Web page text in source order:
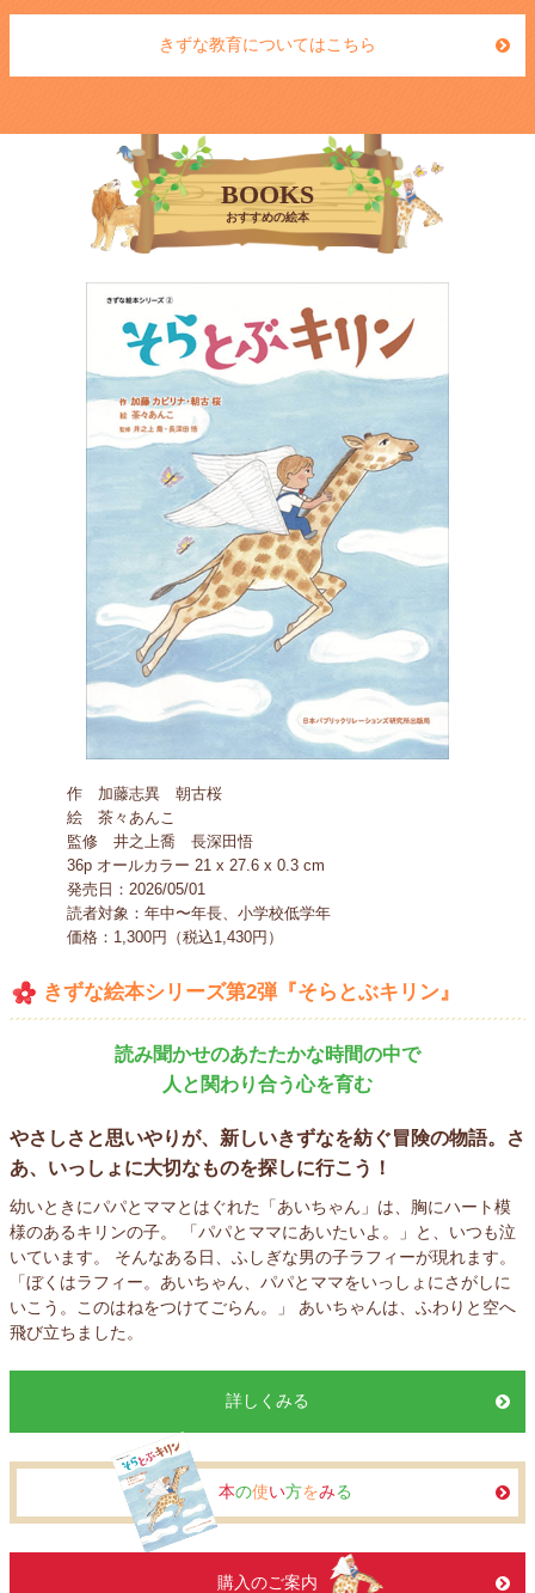
きずな教育についてはこちら
BOOKS
おすすめの絵本
作 加藤志異 朝古桜
絵 茶々あんこ
監修 井之上喬 長深田悟
36p オールカラー 21 x 27.6 x 0.3 cm
発売日：2026/05/01
読者対象：年中〜年長、小学校低学年
価格：1,300円（税込1,430円）
きずな絵本シリーズ第2弾『そらとぶキリン』
読み聞かせのあたたかな時間の中で
人と関わり合う心を育む
やさしさと思いやりが、新しいきずなを紡ぐ冒険の物語。
さ
あ、いっしょに大切なものを探しに行こう！
幼いときにパパとママとはぐれた「あいちゃん」は、胸にハート模
様のあるキリンの子。 「パパとママにあいたいよ。」と、いつも泣
いています。 そんなある日、ふしぎな男の子ラフィーが現れます。
「ぼくはラフィー。あいちゃん、パパとママをいっしょにさがしに
いこう。このはねをつけてごらん。」 あいちゃんは、ふわりと空へ
飛び立ちました。
詳しくみる
本の使い方をみ る
購入のご案内